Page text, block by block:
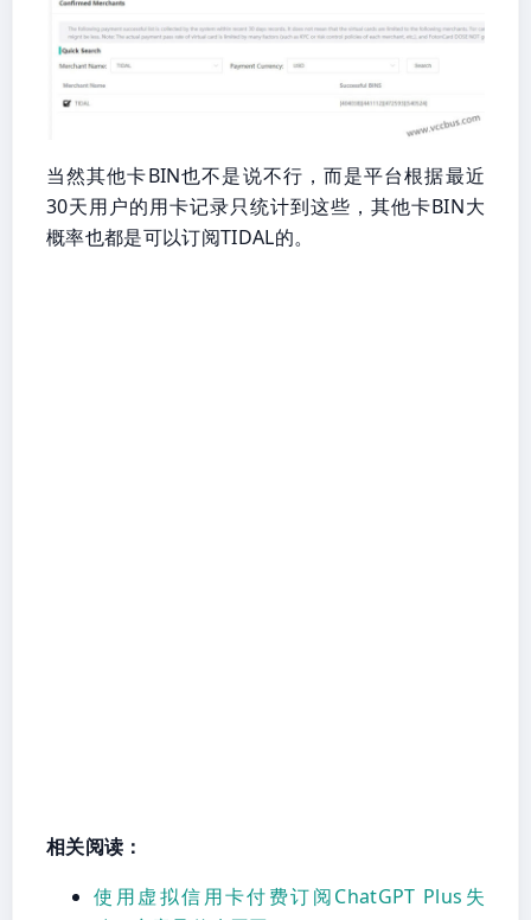
当然其他卡BIN也不是说不行，而是平台根据最近
30天用户的用卡记录只统计到这些，其他卡BIN大
概率也都是可以订阅TIDAL的。
相关阅读：
使用虚拟信用卡付费订阅ChatGPT Plus失